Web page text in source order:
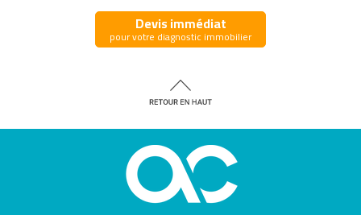
Devis immédiat
pour votre diagnostic immobilier